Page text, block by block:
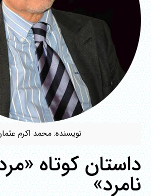
داستان کوتاه
نامرد»
نویسنده: محمد اكرم